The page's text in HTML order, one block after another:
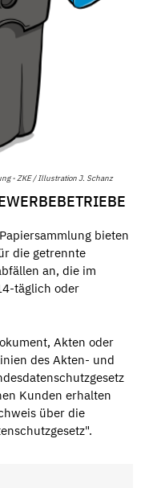
- ZKE / Illustration J. Schanz
bieten
die getrennte
an, die im
täglich oder
Akten oder
des Akten- und
Kunden erhalten
über die